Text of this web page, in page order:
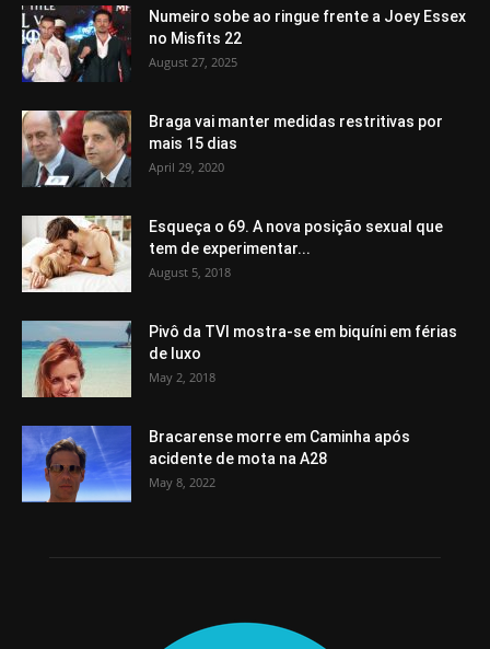
Numeiro sobe ao ringue frente a Joey Essex
no Misfits 22
August 27, 2025
Braga vai manter medidas restritivas por
mais 15 dias
April 29, 2020
Esqueça o 69. A nova posição sexual que
tem de experimentar...
August 5, 2018
Pivô da TVI mostra-se em biquíni em férias
de luxo
May 2, 2018
Bracarense morre em Caminha após
acidente de mota na A28
May 8, 2022